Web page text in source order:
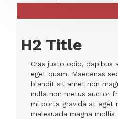
H2 Title
Cras justo odio, dapibus
eget quam. Maecenas
blandit sit amet non
nulla non metus auctor
mi porta gravida at eget
malesuada magna